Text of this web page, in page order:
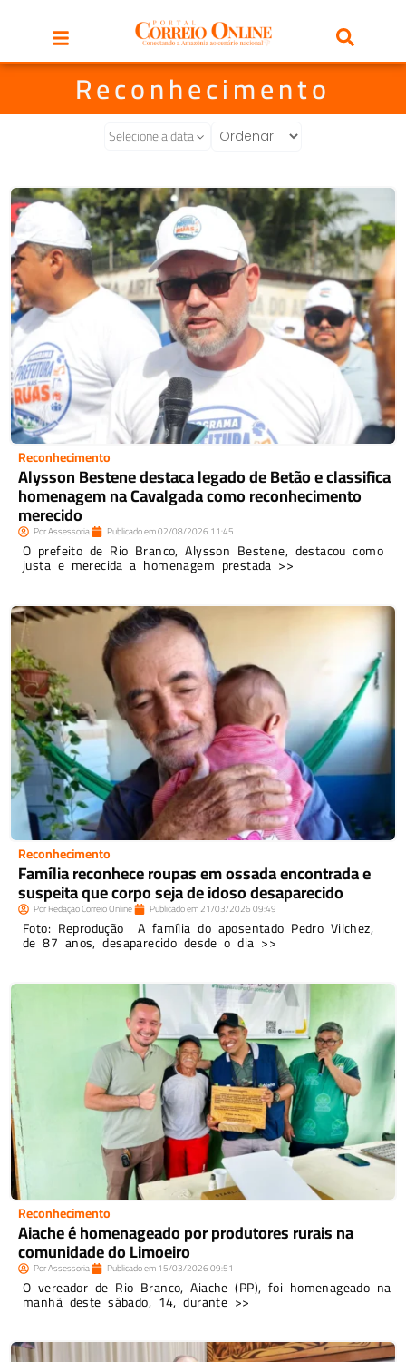
Reconhecimento
Selecione a data
Reconhecimento
Alysson Bestene destaca legado de Betão e classifica
homenagem na Cavalgada como reconhecimento
merecido
PorAssessoria Publicado em02/08/2026 11:45
O prefeito de Rio Branco, Alysson Bestene, destacou como
justa e merecida a homenagem prestada >>
Reconhecimento
Família reconhece roupas em ossada encontrada e
suspeita que corpo seja de idoso desaparecido
PorRedação Correio Online Publicado em21/03/202609:49
Foto: Reprodução A família do aposentado Pedro Vilchez,
de 87 anos, desaparecido desde o dia >>
Reconhecimento
Aiache é homenageado por produtores rurais na
comunidade do Limoeiro
PorAssessoria Publicado em15/03/202609:51
O vereador de Rio Branco, Aiache (PP), foi homenageado na
manhã deste sábado, 14, durante >>